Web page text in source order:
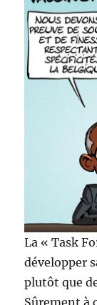
La « Task
développer
plutôt que
Sûrement à